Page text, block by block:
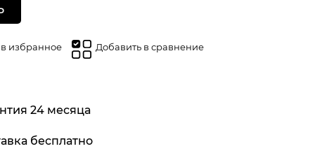
избранное Добавить в сравнение
24 месяца
бесплатно